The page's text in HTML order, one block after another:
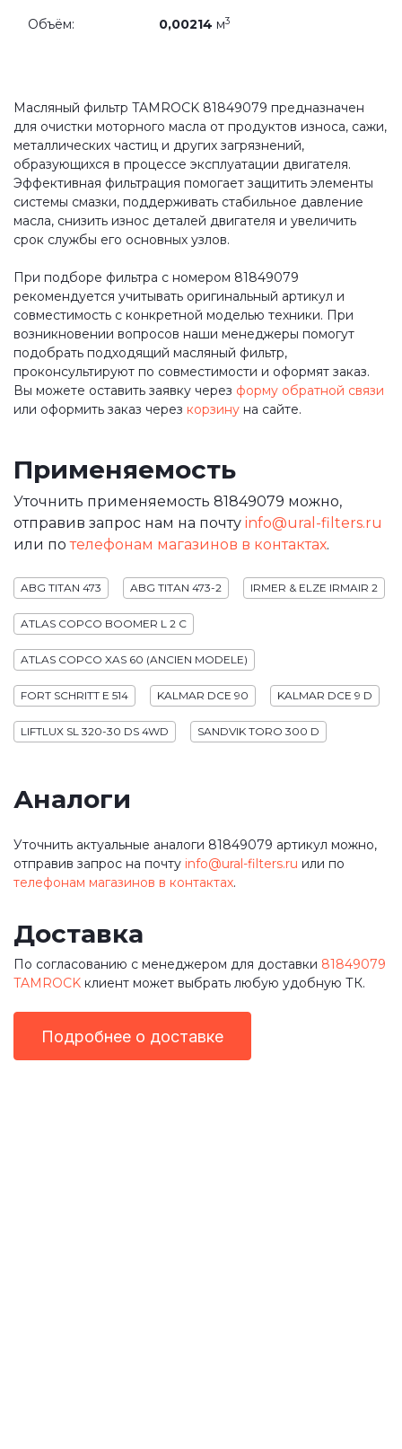
Объём: 0,00214 м3
Масляный фильтр TAMROCK 81849079 предназначен
для очистки моторного масла от продуктов износа, сажи,
металлических частиц и других загрязнений,
образующихся в процессе эксплуатации двигателя.
Эффективная фильтрация помогает защитить элементы
системы смазки, поддерживать стабильное давление
масла, снизить износ деталей двигателя и увеличить
срок службы его основных узлов.
При подборе фильтра с номером 81849079
рекомендуется учитывать оригинальный артикул и
совместимость с конкретной моделью техники. При
возникновении вопросов наши менеджеры помогут
подобрать подходящий масляный фильтр,
проконсультируют по совместимости и оформят заказ.
Вы можете оставить заявку через форму обратной связи
или оформить заказ через корзину на сайте.
Применяемость
Уточнить применяемость 81849079 можно,
отправив запрос нам на почту info@ural-filters.ru
или потелефонам магазинов в контактах.
ABG TITAN 473 ABG TITAN 473-2 IRMER & ELZE IRMAIR 2
ATLAS COPCO BOOMER L 2 C
ATLAS COPCO XAS 60 (ANCIEN MODELE)
FORT SCHRITT E 514 KALMAR DCE 90 KALMAR DCE 9 D
LIFTLUX SL 320-30 DS 4WD SANDVIK TORO 300 D
Аналоги
Уточнить актуальные аналоги 81849079 артикул можно,
отправив запрос на почту info@ural-filters.ru или по
телефонам магазинов в контактах.
Доставка
По согласованию с менеджером для доставки 81849079
TAMROCK клиент может выбрать любую удобную ТК.
Подробнее о доставке